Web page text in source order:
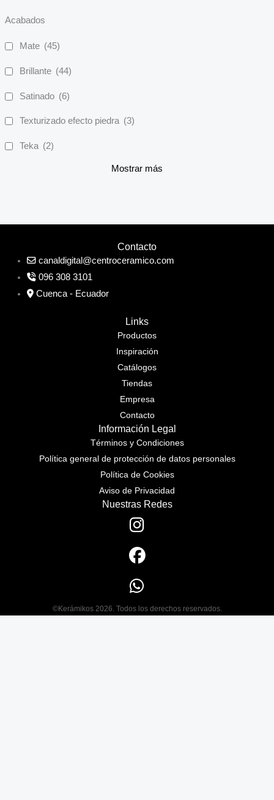
Acabados
Mate (45)
Brillante (44)
Satinado (6)
Texturizado efecto piedra (3)
Teka (2)
Mostrar más
Contacto
canaldigital@centroceramico.com
096 308 3101
Cuenca - Ecuador
Links
Productos
Inspiración
Catálogos
Tiendas
Empresa
Contacto
Información Legal
Términos y Condiciones
Política general de protección de datos personales
Política de Cookies
Aviso de Privacidad
Nuestras Redes
©Kerámikos 2026. Todos los derechos reservados.